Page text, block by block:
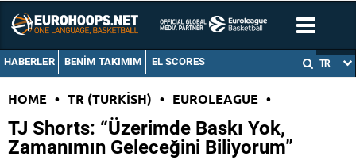
HABERLER BENIM TAKIMIM EL SCORES TR
HOME • TR (TURKISH) • EUROLEAGUE •
TJ Shorts: “Üzerimde Baskı Yok,
Zamanımın Geleceğini Biliyorum”